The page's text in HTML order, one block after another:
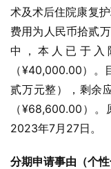
术及术后住院康复
费用为人民币拾贰
中，本人已于入
（¥40,000.00）
贰万元整），剩余
（¥68,600.00）
2023年7月27日。
分期申请事由（个性